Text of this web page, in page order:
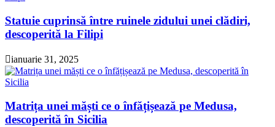
Statuie cuprinsă între ruinele zidului unei clădiri,
descoperită la Filipi
ianuarie 31, 2025
Matrița unei măști ce o înfățișează pe Medusa,
descoperită în Sicilia